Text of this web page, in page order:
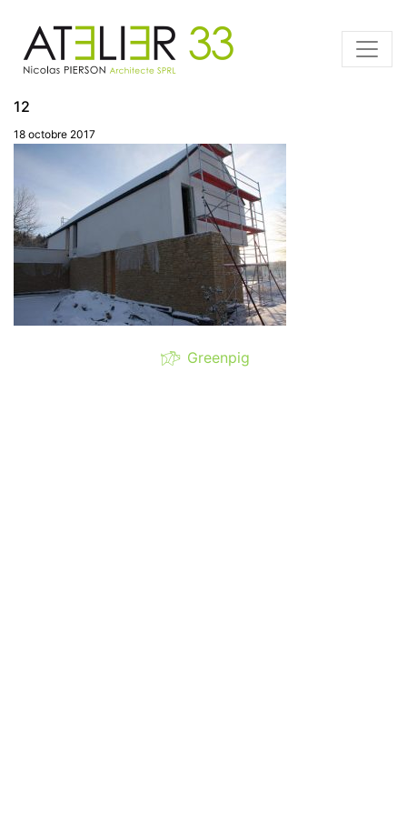
12
18 octobre 2017
Greenpig